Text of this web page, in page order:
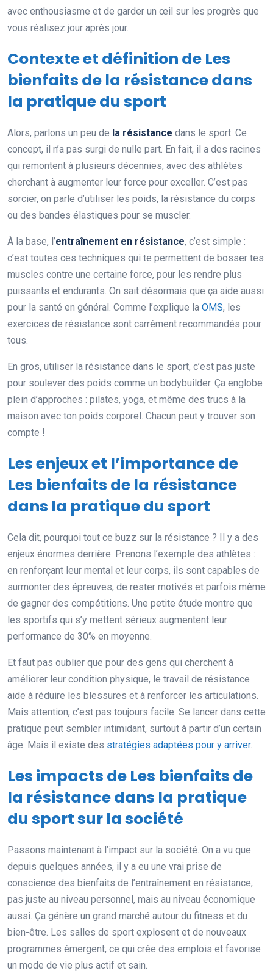
avec enthousiasme et de garder un œil sur les progrès que
vous réalisez jour après jour.
Contexte et définition de Les
bienfaits de la résistance dans
la pratique du sport
Alors, parlons un peu de la résistance dans le sport. Ce
concept, il n’a pas surgi de nulle part. En fait, il a des racines
qui remontent à plusieurs décennies, avec des athlètes
cherchant à augmenter leur force pour exceller. C’est pas
sorcier, on parle d’utiliser les poids, la résistance du corps
ou des bandes élastiques pour se muscler.
À la base, l’entraînement en résistance, c’est simple :
c’est toutes ces techniques qui te permettent de bosser tes
muscles contre une certaine force, pour les rendre plus
puissants et endurants. On sait désormais que ça aide aussi
pour la santé en général. Comme l’explique la OMS, les
exercices de résistance sont carrément recommandés pour
tous.
En gros, utiliser la résistance dans le sport, c’est pas juste
pour soulever des poids comme un bodybuilder. Ça englobe
plein d’approches : pilates, yoga, et même des trucs à la
maison avec ton poids corporel. Chacun peut y trouver son
compte !
Les enjeux et l’importance de
Les bienfaits de la résistance
dans la pratique du sport
Cela dit, pourquoi tout ce buzz sur la résistance ? Il y a des
enjeux énormes derrière. Prenons l’exemple des athlètes :
en renforçant leur mental et leur corps, ils sont capables de
surmonter des épreuves, de rester motivés et parfois même
de gagner des compétitions. Une petite étude montre que
les sportifs qui s’y mettent sérieux augmentent leur
performance de 30% en moyenne.
Et faut pas oublier que pour des gens qui cherchent à
améliorer leur condition physique, le travail de résistance
aide à réduire les blessures et à renforcer les articulations.
Mais attention, c’est pas toujours facile. Se lancer dans cette
pratique peut sembler intimidant, surtout à partir d’un certain
âge. Mais il existe des stratégies adaptées pour y arriver.
Les impacts de Les bienfaits de
la résistance dans la pratique
du sport sur la société
Passons maintenant à l’impact sur la société. On a vu que
depuis quelques années, il y a eu une vrai prise de
conscience des bienfaits de l’entraînement en résistance,
pas juste au niveau personnel, mais au niveau économique
aussi. Ça génère un grand marché autour du fitness et du
bien-être. Les salles de sport explosent et de nouveaux
programmes émergent, ce qui crée des emplois et favorise
un mode de vie plus actif et sain.